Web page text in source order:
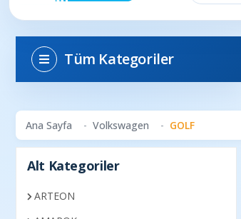
Tüm Kategoriler
Ana Sayfa Volkswagen GOLF
Alt Kategoriler
ARTEON